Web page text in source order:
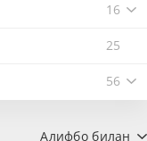
16
25
56
Алифбо билан